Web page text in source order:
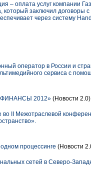
– оплата услуг компании
который заключил договоры
через систему
оператор в России и
сервиса с
ФИНАНСЫ 2012» (Новости 2.0)
во II Межотраслевой
процессинге (Новости
сетей в Северо-